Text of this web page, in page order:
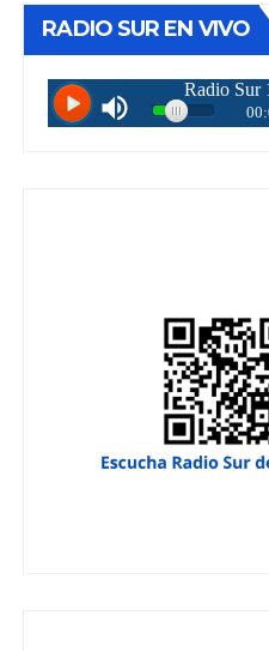
RADIO SUR EN VIVO